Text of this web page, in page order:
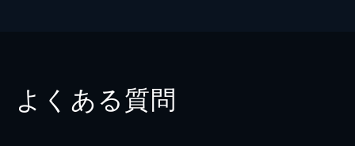
よくある質問